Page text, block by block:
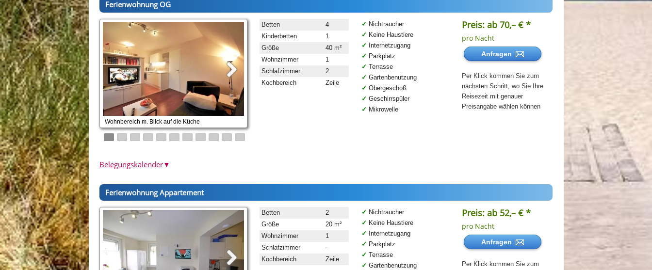
Ferienwohnung OG
Wohnbereich m. Blick auf die Küche
Betten
4
Kinderbetten
1
Größe
40 m²
Wohnzimmer
1
Schlafzimmer
2
Kochbereich
Zeile
Nichtraucher
Keine Haustiere
Internetzugang
Parkplatz
Terrasse
Gartenbenutzung
Obergeschoß
Geschirrspüler
Mikrowelle
Preis: ab 70,– € *
pro Nacht
Anfragen
Per Klick kommen Sie zum
nächsten Schritt, wo Sie Ihre
Reisezeit mit genauer
Preisangabe wählen können
Belegungskalender▼
Ferienwohnung Appartement
Betten
2
Größe
20 m²
Wohnzimmer
1
Schlafzimmer
-
Kochbereich
Zeile
Nichtraucher
Keine Haustiere
Internetzugang
Parkplatz
Terrasse
Gartenbenutzung
Preis: ab 52,– € *
pro Nacht
Anfragen
Per Klick kommen Sie zum